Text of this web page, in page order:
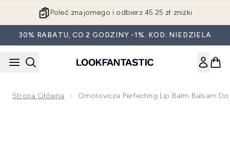
Poleć znajomego i odbierz 45.25 zł zniżki
30% RABATU, CO 2 GODZINY -1%. KOD: NIEDZIELA
Strona Główna Omorovicza Perfecting Lip Balm Balsam